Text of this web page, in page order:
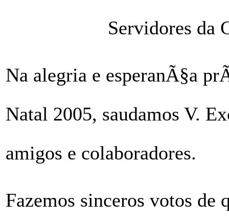
Servidores da
Na alegria e esperanÃ§a
Natal 2005, saudamos V.
amigos e colaboradores.
Fazemos sinceros votos de